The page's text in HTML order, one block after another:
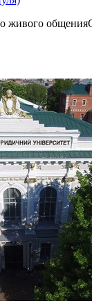
живого